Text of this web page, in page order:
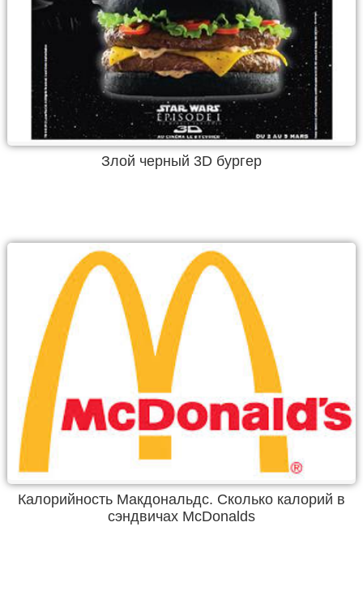
Злой черный 3D бургер
Калорийность Макдональдс. Сколько калорий в
сэндвичах McDonalds